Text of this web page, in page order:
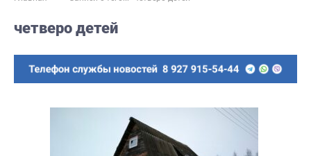
четверо детей